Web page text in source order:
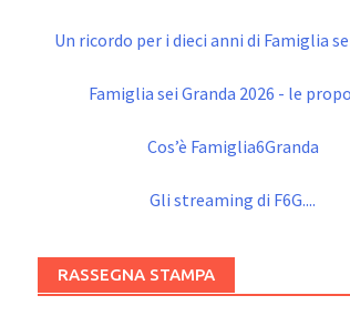
Un ricordo per i dieci anni di Famiglia
Famiglia sei Granda 2026 - le
Cos’è Famiglia6Granda
Gli streaming di F6G....
RASSEGNA STAMPA